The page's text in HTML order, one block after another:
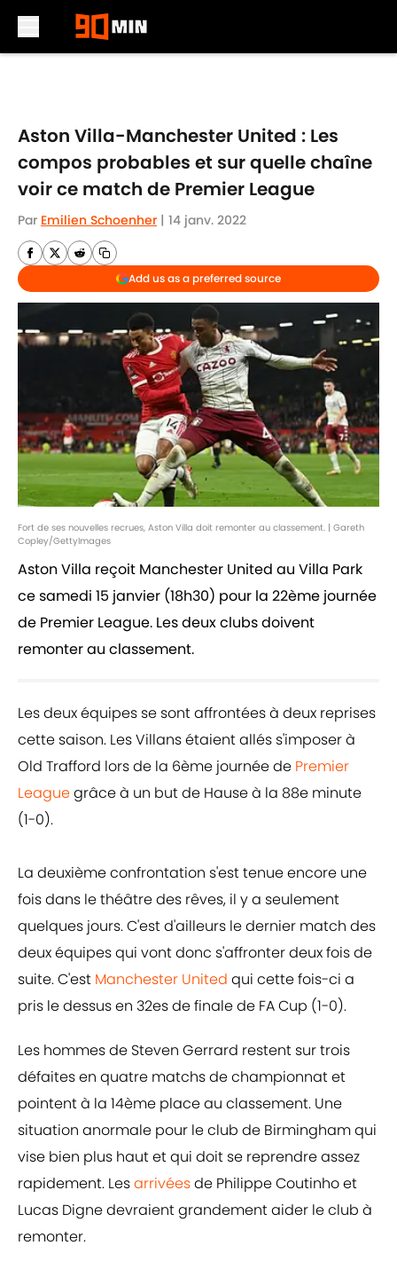
Aston Villa-Manchester United : Les
compos probables et sur quelle chaîne
voir ce match de Premier League
Par Emilien Schoenher | 14 janv. 2022
Add us as a preferred source
Fort de ses nouvelles recrues, Aston Villa doit remonter au classement. | Gareth
Copley/GettyImages
Aston Villa reçoit Manchester United au Villa Park
ce samedi 15 janvier (18h30) pour la 22ème journée
de Premier League. Les deux clubs doivent
remonter au classement.
Les deux équipes se sont affrontées à deux reprises
cette saison. Les Villans étaient allés s'imposer à
Old Trafford lors de la 6ème journée de Premier
Leaguegrâce à un but de Hause à la 88e minute
(1-0).
La deuxième confrontation s'est tenue encore une
fois dans le théâtre des rêves, il y a seulement
quelques jours. C'est d'ailleurs le dernier match des
deux équipes qui vont donc s'affronter deux fois de
suite. C'est Manchester United qui cette fois-ci a
pris le dessus en 32es de finale de FA Cup (1-0).
Les hommes de Steven Gerrard restent sur trois
défaites en quatre matchs de championnat et
pointent à la 14ème place au classement. Une
situation anormale pour le club de Birmingham qui
vise bien plus haut et qui doit se reprendre assez
rapidement. Lesarrivéesde Philippe Coutinho et
Lucas Digne devraient grandement aider le club à
remonter.